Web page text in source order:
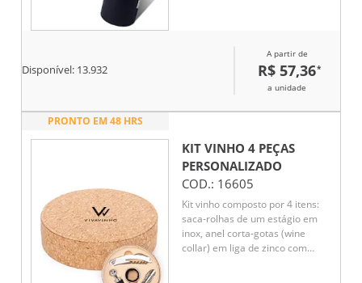
Disponível: 13.932
A partir de
R$ 57,36*
a unidade
PRONTO EM 48 HRS
KIT VINHO 4 PEÇAS
PERSONALIZADO
COD.: 16605
Kit vinho composto por 4 itens:
saca-rolhas de um estágio em
inox, anel corta-gotas (wine
collar) em liga de zinco com